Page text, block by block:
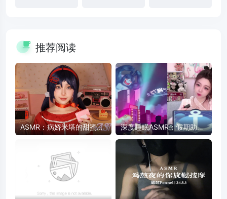
推荐阅读
ASMR：病娇米塔的甜蜜陪
伴 - 药片、卡带、护肤品触
深度睡眠ASMR：假期助眠
放松，快速入睡